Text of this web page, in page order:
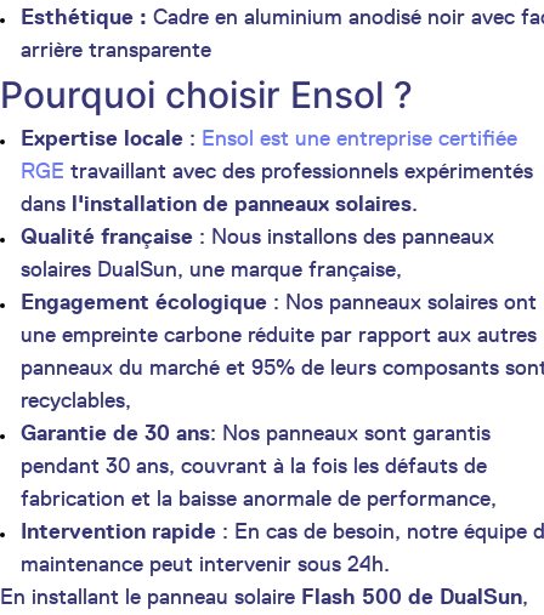
Esthétique : Cadre en aluminium anodisé noir avec
arrière transparente
Pourquoi choisir Ensol ?
Expertise locale : Ensol est une entreprise certifiée
RGE travaillant avec des professionnels expérimentés
dans l'installation de panneaux solaires.
Qualité française : Nous installons des panneaux
solaires DualSun, une marque française,
Engagement écologique : Nos panneaux solaires ont
une empreinte carbone réduite par rapport aux autres
panneaux du marché et 95% de leurs composants
recyclables,
Garantie de 30 ans: Nos panneaux sont garantis
pendant 30 ans, couvrant à la fois les défauts de
fabrication et la baisse anormale de performance,
Intervention rapide : En cas de besoin, notre équipe
maintenance peut intervenir sous 24h.
En installant le panneau solaire Flash 500 de DualSun,